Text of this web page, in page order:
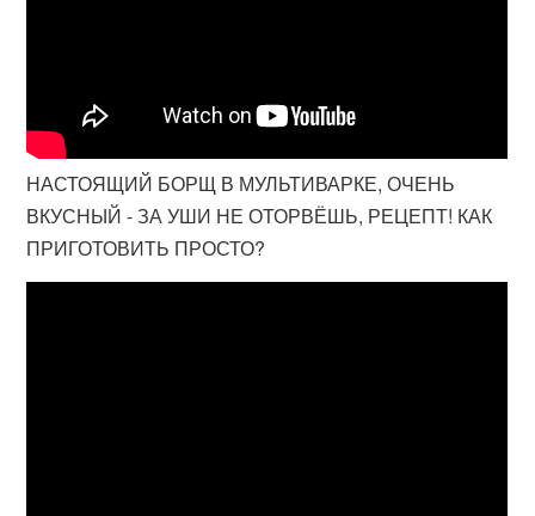
НАСТОЯЩИЙ БОРЩ В МУЛЬТИВАРКЕ, ОЧЕНЬ
ВКУСНЫЙ - ЗА УШИ НЕ ОТОРВЁШЬ, РЕЦЕПТ! КАК
ПРИГОТОВИТЬ ПРОСТО?